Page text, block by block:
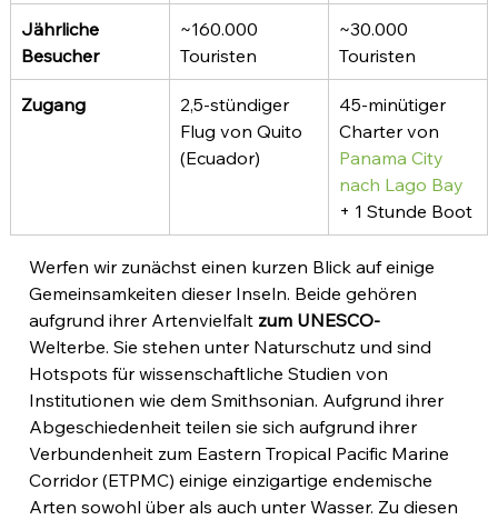
Jährliche
Besucher
~160.000
Touristen
~30.000
Touristen
Zugang
2,5-stündiger
Flug von Quito
(Ecuador)
45-minütiger
Charter von
Panama City
nach Lago Bay
+ 1 Stunde Boot
Werfen wir zunächst einen kurzen Blick auf einige
Gemeinsamkeiten dieser Inseln. Beide gehören
aufgrund ihrer Artenvielfalt zum UNESCO-
Welterbe. Sie stehen unter Naturschutz und sind
Hotspots für wissenschaftliche Studien von
Institutionen wie dem Smithsonian. Aufgrund ihrer
Abgeschiedenheit teilen sie sich aufgrund ihrer
Verbundenheit zum Eastern Tropical Pacific Marine
Corridor (ETPMC) einige einzigartige endemische
Arten sowohl über als auch unter Wasser. Zu diesen